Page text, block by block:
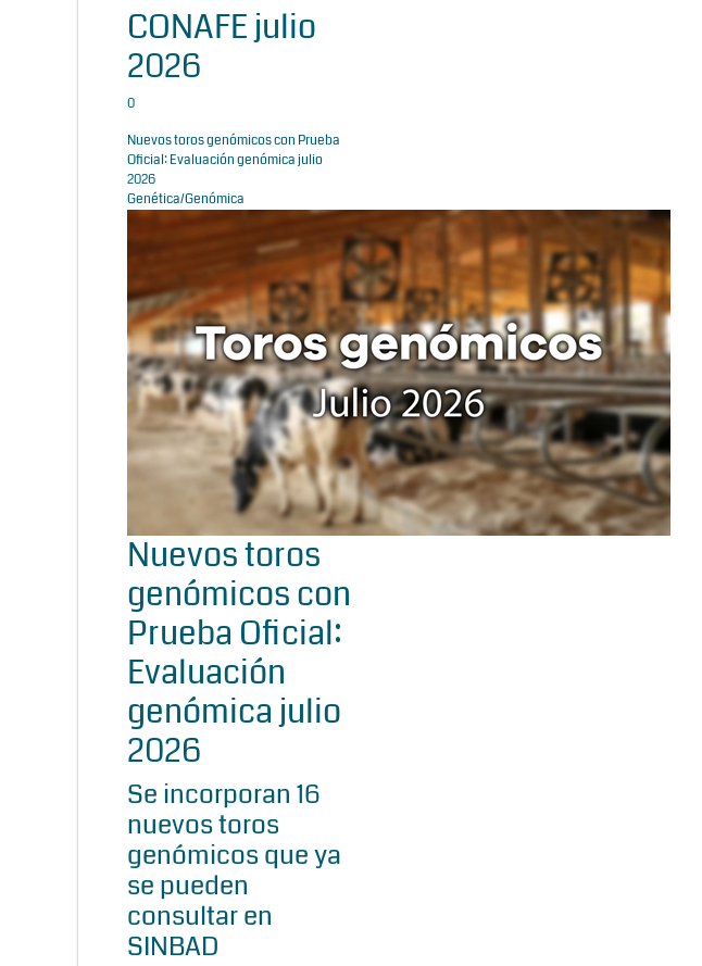
CONAFE julio
2026
0
Nuevos toros genómicos con Prueba
Oficial: Evaluación genómica julio
2026
Genética/Genómica
Nuevos toros
genómicos con
Prueba Oficial:
Evaluación
genómica julio
2026
Se incorporan 16
nuevos toros
genómicos que ya
se pueden
consultar en
SINBAD